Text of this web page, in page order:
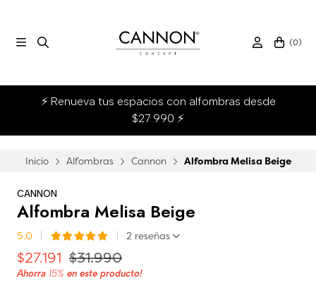
(0)
⚡ Renueva tus espacios con alfombras desde
$27.990 ⚡
Inicio Alfombras Cannon Alfombra Melisa Beige
CANNON
Alfombra Melisa Beige
5.0 2 reseñas
$27.191 $31.990
Ahorra 15% en este producto!